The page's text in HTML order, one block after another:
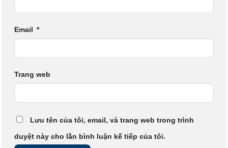
Email *
Trang web
Lưu tên của tôi, email, và trang web trong trình
duyệt này cho lần bình luận kế tiếp của tôi.